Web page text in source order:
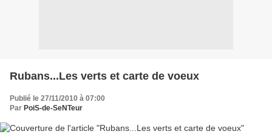
Rubans...Les verts et carte de voeux
Publié le 27/11/2010 à 07:00
Par PoiS-de-SeNTeur